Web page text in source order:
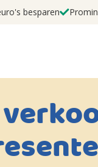
besparen